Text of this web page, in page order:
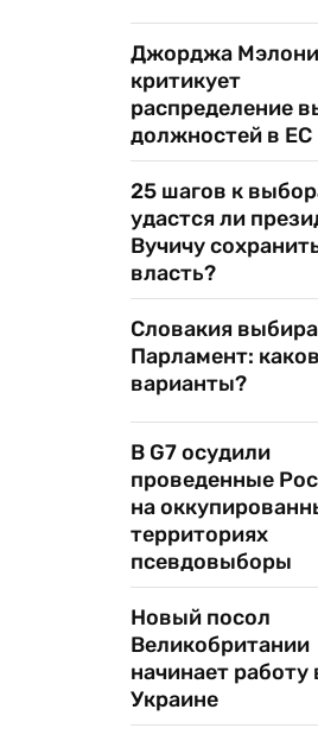
Джорджа Мэлони
критикует
распределение
должностей в ЕС
25 шагов к
удастся ли
Вучичу
власть?
Словакия
Парламент:
варианты?
В G7 осудили
проведенные
на
территориях
псевдовыборы
Новый посол
Великобритании
начинает работу
Украине